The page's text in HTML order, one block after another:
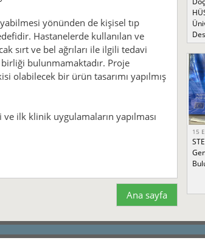
yönünden de kişisel tıp
Hastanelerde kullanılan ve
sırt ve bel ağrıları ile ilgili tedavi
bulunmamaktadır. Proje
olabilecek bir ürün tasarımı yapılmış
ilk klinik uygulamaların yapılması
Ana sayfa
15